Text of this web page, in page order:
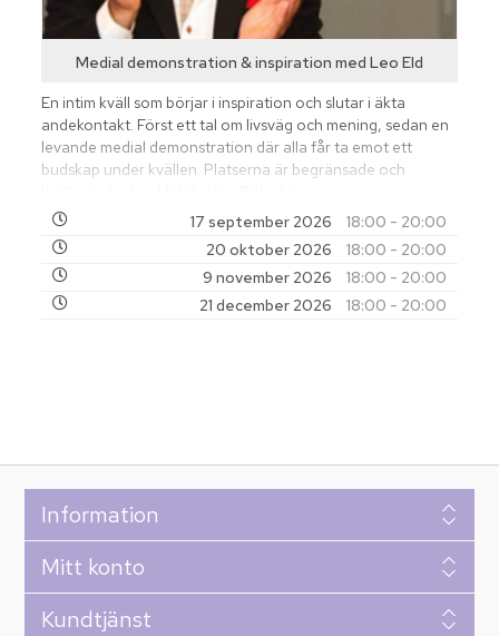
Medial demonstration & inspiration med Leo EId
En intim kväll som börjar i inspiration och slutar i äkta
andekontakt. Först ett tal om livsväg och mening, sedan en
levande medial demonstration där alla får ta emot ett
budskap under kvällen. Platserna är begränsade och
17 september 2026
18:00 - 20:00
20 oktober 2026
18:00 - 20:00
9 november 2026
18:00 - 20:00
21 december 2026
18:00 - 20:00
Information
Mitt konto
Kundtjänst